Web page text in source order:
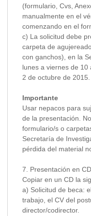
(formulario, Cvs,
manualmente en el
comenzando en el
c) La solicitud debe
carpeta de
con ganchos), en la
lunes a viernes de
2 de octubre de 2015.
Importante
Usar nepacos para
de la presentación.
formulario/s o
Secretaría de
pérdida del material
7. Presentación en CD
Copiar en un CD la
a) Solicitud de beca:
trabajo, el CV del
director/codirector.